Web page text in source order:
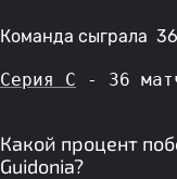
Команда сыграла
Серия C - 36
Какой процент
Guidonia?